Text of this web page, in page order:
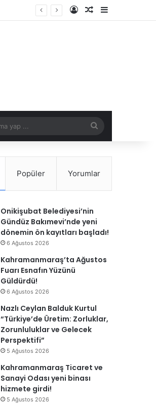
Kayıt OlRastgele Makale
Kenar
yap
Popüler Yorumlar
Onikişubat Belediyesi’nin
Gündüz Bakımevi’nde yeni
dönemin ön kayıtları başladı!
6 Ağustos 2026
Kahramanmaraş’ta Ağustos
Fuarı Esnafın Yüzünü
Güldürdü!
6 Ağustos 2026
Nazlı Ceylan Balduk Kurtul
“Türkiye’de Üretim: Zorluklar,
Zorunluluklar ve Gelecek
Perspektifi”
5 Ağustos 2026
Kahramanmaraş Ticaret ve
Sanayi Odası yeni binası
hizmete girdi!
5 Ağustos 2026